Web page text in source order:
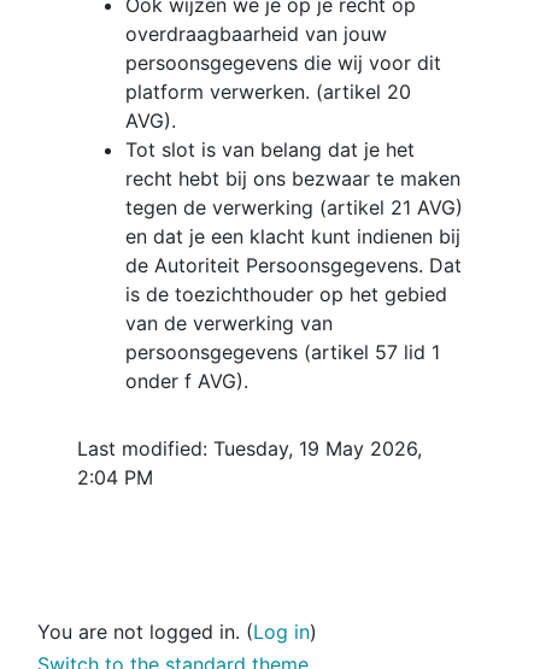
Ook wijzen we je op je recht op
overdraagbaarheid van jouw
persoonsgegevens die wij voor dit
platform verwerken. (artikel 20
AVG).
Tot slot is van belang dat je het
recht hebt bij ons bezwaar te maken
tegen de verwerking (artikel 21 AVG)
en dat je een klacht kunt indienen bij
de Autoriteit Persoonsgegevens. Dat
is de toezichthouder op het gebied
van de verwerking van
persoonsgegevens (artikel 57 lid 1
onder f AVG).
Last modified: Tuesday, 19 May 2026,
2:04 PM
You are not logged in. (Log in)